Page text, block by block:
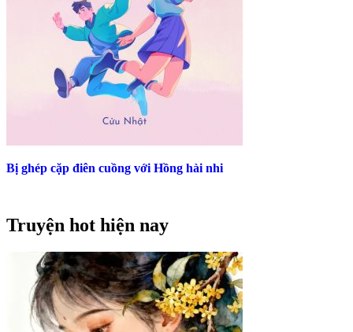
Bị ghép cặp điên cuồng với Hồng hài nhi
Truyện hot hiện nay